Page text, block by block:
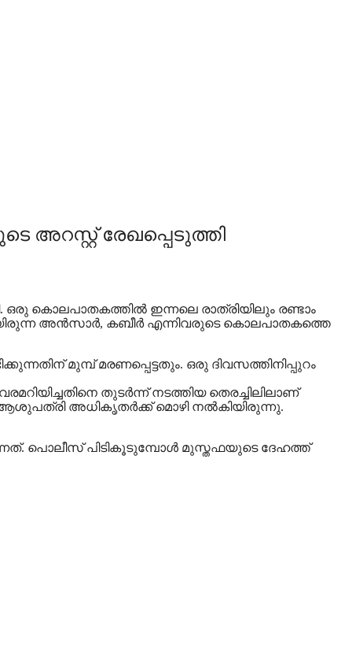
അറസ്റ്റ് രേഖപ്പെടുത്തി
കൊലപാതകത്തില്‍ ഇന്നലെ രാത്രിയിലും രണ്ടാം
അൻസാർ, കബീർ എന്നിവരുടെ കൊലപാതകത്തെ
മുമ്പ് മരണപ്പെട്ടതും. ഒരു ദിവസത്തിനിപ്പുറം
തുടർന്ന് നടത്തിയ തെരച്ചിലിലാണ്
അധികൃതർക്ക് മൊഴി നൽകിയിരുന്നു.
പൊലീസ്‌ പിടികൂടുമ്പോൾ മുസ്തഫയുടെ ദേഹത്ത്